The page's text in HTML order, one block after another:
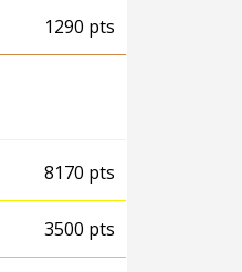
1290 pts
8170 pts
3500 pts